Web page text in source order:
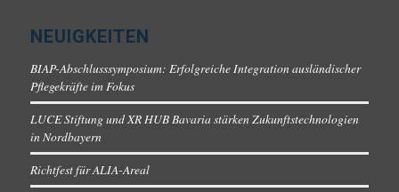
NEUIGKEITEN
BIAP-Abschlusssymposium: Erfolgreiche Integration ausländischer
Pflegekräfte im Fokus
LUCE Stiftung und XR HUB Bavaria stärken Zukunftstechnologien
in Nordbayern
Richtfest für ALIA-Areal